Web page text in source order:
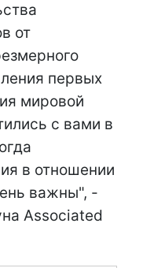
от
первых
мировой
с вами в
в отношении
важны", -
Associated